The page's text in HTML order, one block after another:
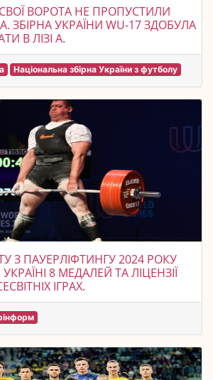
ВОРОТА НЕ ПРОПУСТИЛИ
УКРАЇНИ WU-17 ЗДОБУЛА
В ЛІЗІ А.
Національна збірна України з футболу
З ПАУЕРЛІФТИНГУ 2024 РОКУ
8 МЕДАЛЕЙ ТА ЛІЦЕНЗІЇ
ІГРАХ.